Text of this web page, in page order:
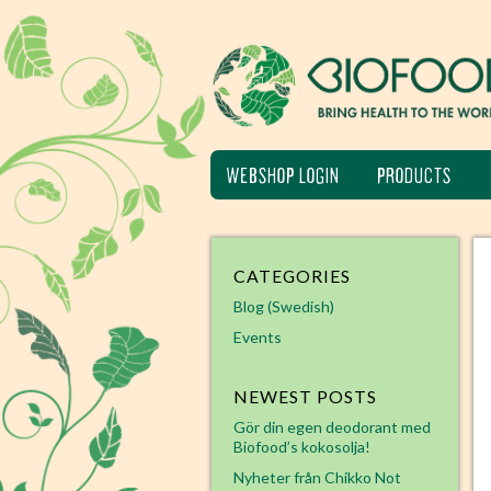
WEBSHOP LOGIN PRODUCTS
CATEGORIES
Blog (Swedish)
Events
NEWEST POSTS
Gör din egen deodorant med
Biofood’s kokosolja!
Nyheter från Chikko Not